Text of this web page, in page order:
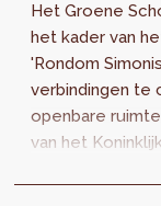
Het Groene
het kader van
'Rondom
verbindingen te
openbare
van het